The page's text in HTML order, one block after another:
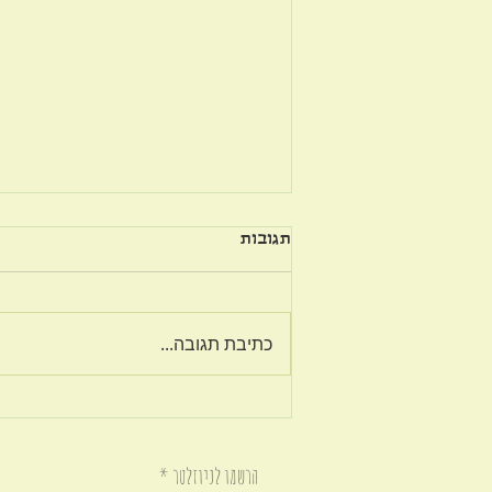
תגובות
כתיבת תגובה...
הרשמו לניוזלטר